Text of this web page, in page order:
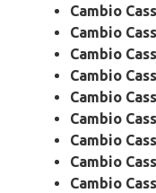
Cambio
Cambio
Cambio
Cambio
Cambio
Cambio
Cambio
Cambio
Cambio